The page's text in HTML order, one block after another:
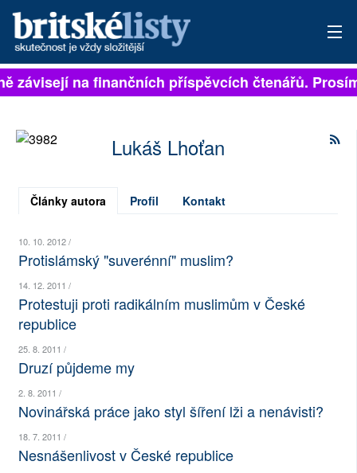
PŘIHLÁSIT
ROZHOVORY
NEJČTENĚJŠÍ ZA 7 DNÍ
AUTOŘI
SOCIÁLNÍ SÍTĚ
RUBRIKY
PLNÁ VERZE STRÁNEK
závisejí na finančních příspěvcích čtenářů.
Lukáš Lhoťan
Články autora Profil Kontakt
10. 10. 2012 /
Protislámský "suverénní" muslim?
14. 12. 2011 /
Protestuji proti radikálním muslimům v České
republice
25. 8. 2011 /
Druzí půjdeme my
2. 8. 2011 /
Novinářská práce jako styl šíření lži a nenávisti?
18. 7. 2011 /
Nesnášenlivost v České republice